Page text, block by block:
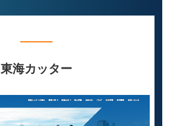
東海カッター